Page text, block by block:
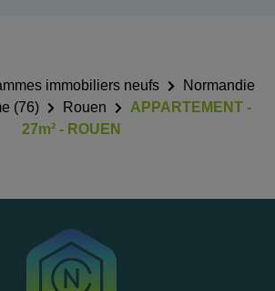
immobiliers neufs
Normandie
(76)
Rouen
APPARTEMENT -
27m² - ROUEN